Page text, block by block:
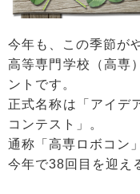
今年も、この季節が
高等専門学校（高専
ントです。
正式名称は「アイデ
コンテスト」。
通称「高専ロボコン
今年で38回目を迎え